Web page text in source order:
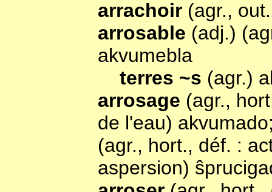
arrachoir (agr.,
arrosable (adj.)
akvumebla
terres ~s (agr.)
arrosage (agr.,
de l'eau)
(agr., hort., déf. :
aspersion)